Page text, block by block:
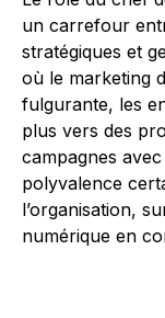
un carrefour
stratégiques et
où le marketing
fulgurante, les
plus vers des
campagnes
polyvalence
l’organisation,
numérique en